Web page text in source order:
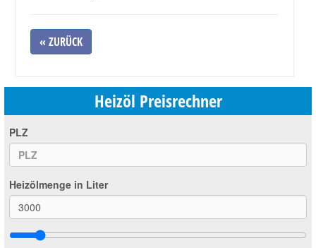
« ZURÜCK
Heizöl Preisrechner
PLZ
Heizölmenge in Liter